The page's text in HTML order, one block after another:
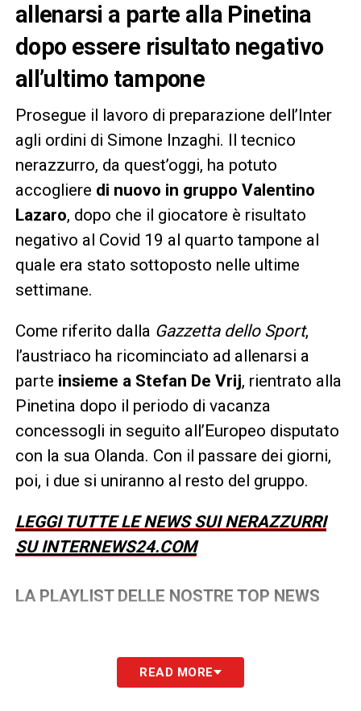
allenarsi a parte alla Pinetina
dopo essere risultato negativo
all’ultimo tampone
Prosegue il lavoro di preparazione dell’Inter
agli ordini di Simone Inzaghi. Il tecnico
nerazzurro, da quest’oggi, ha potuto
accogliere di nuovo in gruppo Valentino
Lazaro, dopo che il giocatore è risultato
negativo al Covid 19 al quarto tampone al
quale era stato sottoposto nelle ultime
settimane.
Come riferito dalla Gazzetta dello Sport,
l’austriaco ha ricominciato ad allenarsi a
parte insieme a Stefan De Vrij, rientrato alla
Pinetina dopo il periodo di vacanza
concessogli in seguito all’Europeo disputato
con la sua Olanda. Con il passare dei giorni,
poi, i due si uniranno al resto del gruppo.
LEGGI TUTTE LE NEWS SUI NERAZZURRI
SU INTERNEWS24.COM
LA PLAYLIST DELLE NOSTRE TOP NEWS
READ MORE